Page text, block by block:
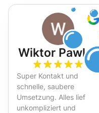
Wiktor Pawlak
Super Kontakt und
schnelle, saubere
Umsetzung. Alles lief
unkompliziert und